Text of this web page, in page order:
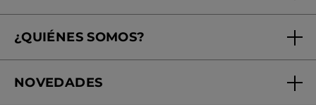
Tratamientos de Belleza
Mi club Yves Rocher
¿QUIÉNES SOMOS?
¿Quiénes somos?
NOVEDADES